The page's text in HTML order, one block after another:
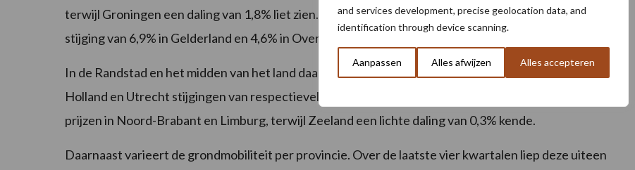
and services development, precise geolocation data, and
identification through device scanning.
Aanpassen Alles afwijzen Alles accepteren
terwijl Groningen een daling van 1,8% liet zien. In Oost-Nederland namen de prijzen toe, met een
stijging van 6,9% in Gelderland en 4,6% in Overijssel. Flevoland noteerde een stijging van 4,0%.
In de Randstad en het midden van het land daalde de prijs in Noord-Holland met 0,8%, terwijl Zuid-
Holland en Utrecht stijgingen van respectievelijk 3,1% en 8,1% lieten zien. In het zuiden stegen de
prijzen in Noord-Brabant en Limburg, terwijl Zeeland een lichte daling van 0,3% kende.
Daarnaast varieert de grondmobiliteit per provincie. Over de laatste vier kwartalen liep deze uiteen